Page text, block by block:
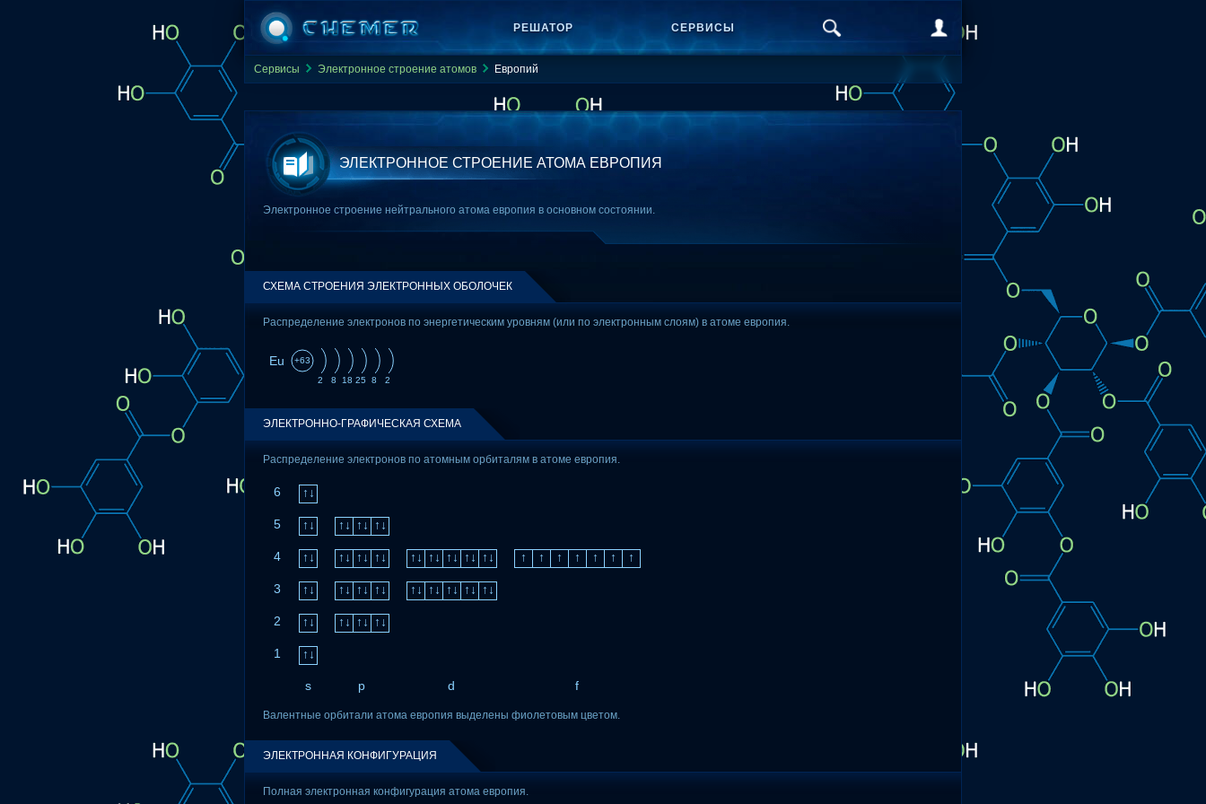
РЕШАТОР СЕРВИСЫ
Сервисы Электронное строение атомов Европий
ЭЛЕКТРОННОЕ СТРОЕНИЕ АТОМА ЕВРОПИЯ
Электронное строение нейтрального атома европия в основном состоянии.
СХЕМА СТРОЕНИЯ ЭЛЕКТРОННЫХ ОБОЛОЧЕК
Распределение электронов по энергетическим уровням (или по электронным слоям) в атоме европия.
Eu
+63
2
8 18 25 8 2
ЭЛЕКТРОННО-ГРАФИЧЕСКАЯ СХЕМА
Распределение электронов по атомным орбиталям в атоме европия.
6 ↑↓
5 ↑↓ ↑↓ ↑↓ ↑↓
4 ↑↓ ↑↓ ↑↓ ↑↓ ↑↓ ↑↓ ↑↓ ↑↓ ↑↓ ↑ ↑ ↑ ↑ ↑ ↑ ↑
3 ↑↓ ↑↓ ↑↓ ↑↓ ↑↓ ↑↓ ↑↓ ↑↓ ↑↓
2 ↑↓ ↑↓ ↑↓ ↑↓
1 ↑↓
s p d f
Валентные орбитали атома европия выделены фиолетовым цветом.
ЭЛЕКТРОННАЯ КОНФИГУРАЦИЯ
Полная электронная конфигурация атома европия.